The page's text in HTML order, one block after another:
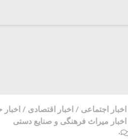
اخبار اجتماعی / اخبار اقتصادی /
اخبار میراث فرهنگی و صنایع دستی
۰